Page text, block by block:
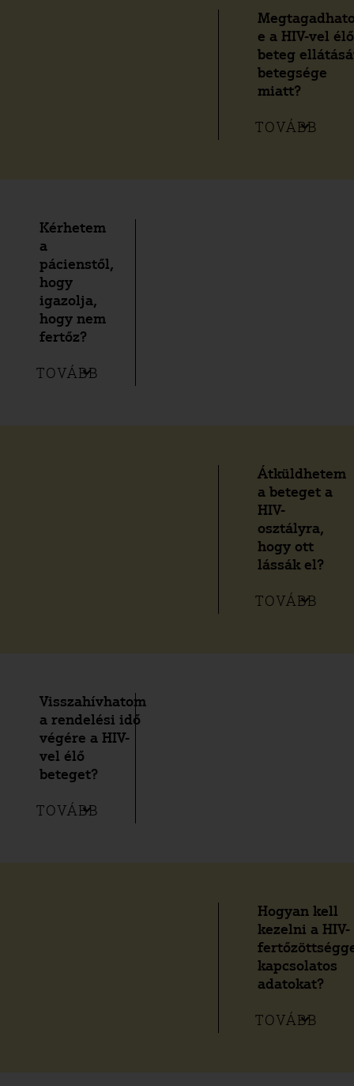
e a HIV-vel élő
beteg
betegsége
miatt?
TOVÁBB
Kérhetem
a
pácienstől,
hogy
igazolja,
hogy nem
fertőz?
TOVÁBB
Átküldhetem
a beteget a
HIV-
osztályra,
hogy ott
lássák el?
TOVÁBB
Visszahívhatom
a rendelési idő
végére a HIV-
vel élő
beteget?
TOVÁBB
Hogyan kell
kezelni a HIV-
kapcsolatos
adatokat?
TOVÁBB